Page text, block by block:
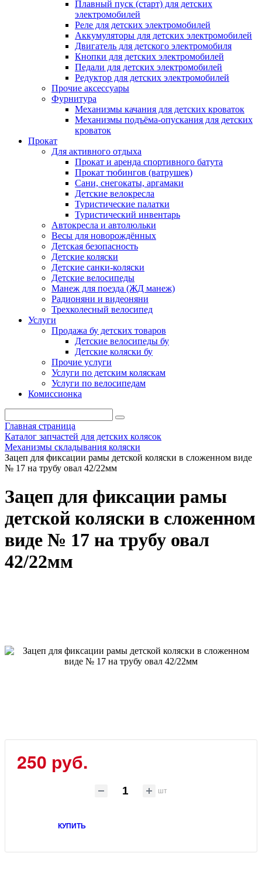
Плавный пуск (старт) для детских
электромобилей
Реле для детских электромобилей
Аккумуляторы для детских электромобилей
Двигатель для детского электромобиля
Кнопки для детских электромобилей
Педали для детских электромобилей
Редуктор для детских электромобилей
Прочие аксессуары
Фурнитура
Механизмы качания для детских кроваток
Механизмы подъёма-опускания для детских
кроваток
Прокат
Для активного отдыха
Прокат и аренда спортивного батута
Прокат тюбингов (ватрушек)
Сани, снегокаты, аргамаки
Детские велокресла
Туристические палатки
Туристический инвентарь
Автокресла и автолюльки
Весы для новорождённых
Детская безопасность
Детские коляски
Детские санки-коляски
Детские велосипеды
Манеж для поезда (ЖД манеж)
Радионяни и видеоняни
Трехколесный велосипед
Услуги
Продажа бу детских товаров
Детские велосипеды бу
Детские коляски бу
Прочие услуги
Услуги по детским коляскам
Услуги по велосипедам
Комиссионка
Главная страница
Каталог запчастей для детских колясок
Механизмы складывания коляски
Зацеп для фиксации рамы детской коляски в сложенном виде
№ 17 на трубу овал 42/22мм
Зацеп для фиксации рамы
детской коляски в сложенном
виде № 17 на трубу овал
42/22мм
250 руб.
шт
КУПИТЬ